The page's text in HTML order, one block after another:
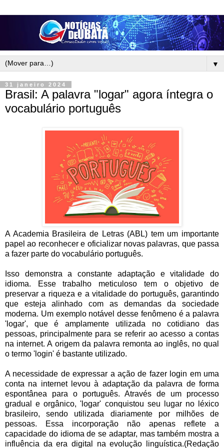
▼
31 janeiro 2024
Brasil: A palavra "logar" agora íntegra o
vocabulário português
A Academia Brasileira de Letras (ABL) tem um importante
papel ao reconhecer e oficializar novas palavras, que passa
a fazer parte do vocabulário português.
Isso demonstra a constante adaptação e vitalidade do
idioma. Esse trabalho meticuloso tem o objetivo de
preservar a riqueza e a vitalidade do português, garantindo
que esteja alinhado com as demandas da sociedade
moderna. Um exemplo notável desse fenômeno é a palavra
'logar', que é amplamente utilizada no cotidiano das
pessoas, principalmente para se referir ao acesso a contas
na internet. A origem da palavra remonta ao inglês, no qual
o termo 'login' é bastante utilizado.
A necessidade de expressar a ação de fazer login em uma
conta na internet levou à adaptação da palavra de forma
espontânea para o português. Através de um processo
gradual e orgânico, 'logar' conquistou seu lugar no léxico
brasileiro, sendo utilizada diariamente por milhões de
pessoas. Essa incorporação não apenas reflete a
capacidade do idioma de se adaptar, mas também mostra a
influência da era digital na evolução linguística.(Redação